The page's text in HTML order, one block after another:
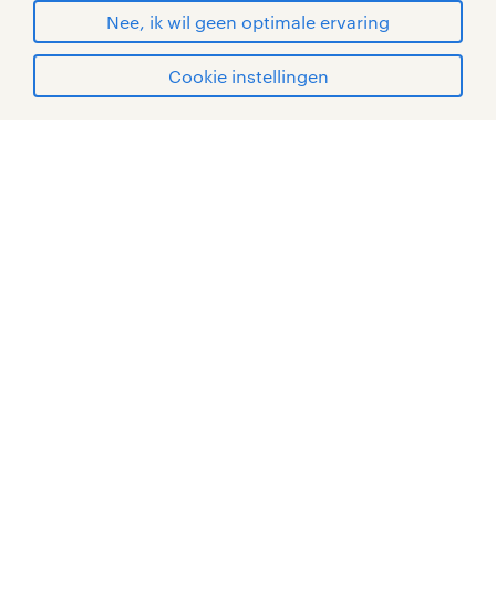
Nee, ik wil geen optimale ervaring
Cookie instellingen
© Randstad 2026